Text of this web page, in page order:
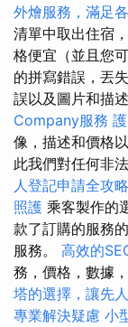
外燴服務，滿足
清單中取出住宿
格便宜（並且您
的拼寫錯誤，丟
誤以及圖片和描
Company服務
像，描述和價格
此我們對任何非
人登記申請全攻略
照護 乘客製作的
款了訂購的服務
服務。 高效的
務，價格，數據
塔的選擇，讓先
專業解決疑慮 小